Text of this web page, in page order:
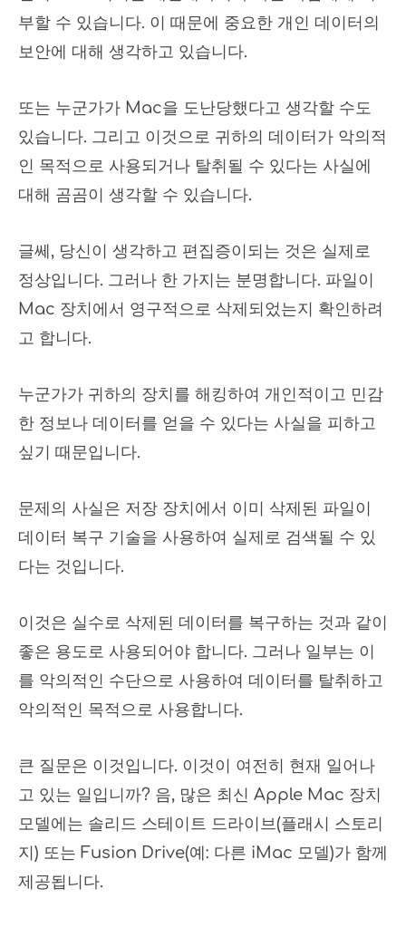
부할 수 있습니다. 이 때문에 중요한 개인 데이터의
보안에 대해 생각하고 있습니다.
또는 누군가가 Mac을 도난당했다고 생각할 수도
있습니다. 그리고 이것으로 귀하의 데이터가 악의적
인 목적으로 사용되거나 탈취될 수 있다는 사실에
대해 곰곰이 생각할 수 있습니다.
글쎄, 당신이 생각하고 편집증이되는 것은 실제로
정상입니다. 그러나 한 가지는 분명합니다. 파일이
Mac 장치에서 영구적으로 삭제되었는지 확인하려
고 합니다.
누군가가 귀하의 장치를 해킹하여 개인적이고 민감
한 정보나 데이터를 얻을 수 있다는 사실을 피하고
싶기 때문입니다.
문제의 사실은 저장 장치에서 이미 삭제된 파일이
데이터 복구 기술을 사용하여 실제로 검색될 수 있
다는 것입니다.
이것은 실수로 삭제된 데이터를 복구하는 것과 같이
좋은 용도로 사용되어야 합니다. 그러나 일부는 이
를 악의적인 수단으로 사용하여 데이터를 탈취하고
악의적인 목적으로 사용합니다.
큰 질문은 이것입니다. 이것이 여전히 현재 일어나
고 있는 일입니까? 음, 많은 최신 Apple Mac 장치
모델에는 솔리드 스테이트 드라이브(플래시 스토리
지) 또는 Fusion Drive(예: 다른 iMac 모델)가 함께
제공됩니다.